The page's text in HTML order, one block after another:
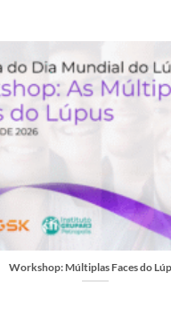
Workshop: Múltiplas Faces do